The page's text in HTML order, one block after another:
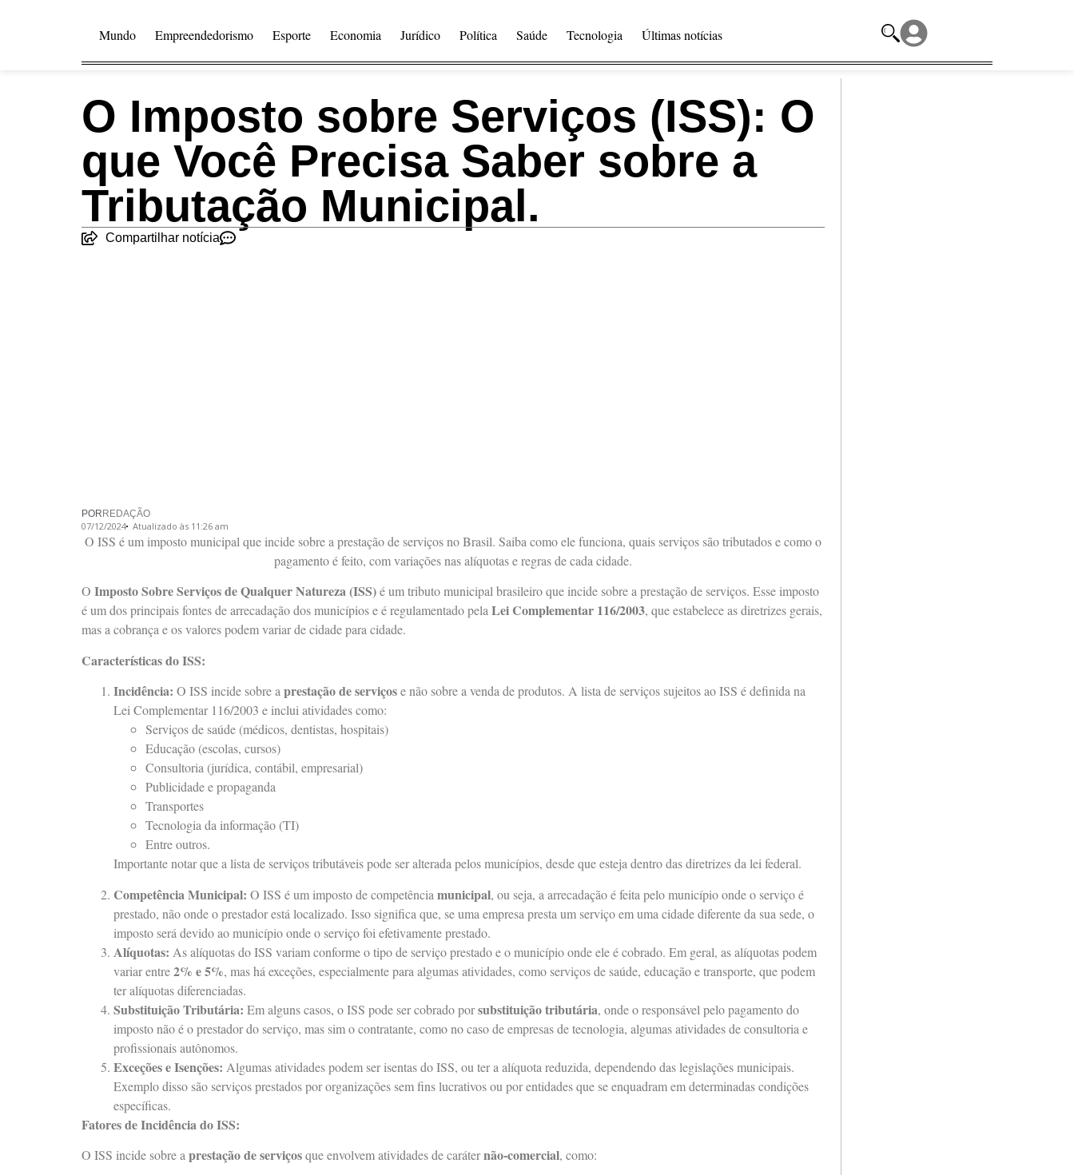
Mundo Empreendedorismo Esporte Economia Jurídico Política Saúde Tecnologia Últimas notícias
O Imposto sobre Serviços (ISS): O
que Você Precisa Saber sobre a
Tributação Municipal.
Compartilhar notícia
POR REDAÇÃO
07/12/2024 Atualizado às 11:26 am
O ISS é um imposto municipal que incide sobre a prestação de serviços no Brasil. Saiba como ele funciona, quais serviços são tributados e como o
pagamento é feito, com variações nas alíquotas e regras de cada cidade.
O Imposto Sobre Serviços de Qualquer Natureza (ISS)é um tributo municipal brasileiro que incide sobre a prestação de serviços. Esse imposto
é um dos principais fontes de arrecadação dos municípios e é regulamentado pelaLei Complementar 116/2003, que estabelece as diretrizes gerais,
mas a cobrança e os valores podem variar de cidade para cidade.
Características do ISS:
Incidência: O ISS incide sobre a prestação de serviçose não sobre a venda de produtos. A lista de serviços sujeitos ao ISS é definida na
Lei Complementar 116/2003 e inclui atividades como:
Serviços de saúde (médicos, dentistas, hospitais)
Educação (escolas, cursos)
Consultoria (jurídica, contábil, empresarial)
Publicidade e propaganda
Transportes
Tecnologia da informação (TI)
Entre outros.
Importante notar que a lista de serviços tributáveis pode ser alterada pelos municípios, desde que esteja dentro das diretrizes da lei federal.
Competência Municipal: O ISS é um imposto de competência municipal, ou seja, a arrecadação é feita pelo município onde o serviço é
prestado, não onde o prestador está localizado. Isso significa que, se uma empresa presta um serviço em uma cidade diferente da sua sede, o
imposto será devido ao município onde o serviço foi efetivamente prestado.
Alíquotas: As alíquotas do ISS variam conforme o tipo de serviço prestado e o município onde ele é cobrado. Em geral, as alíquotas podem
variar entre 2% e 5%, mas há exceções, especialmente para algumas atividades, como serviços de saúde, educação e transporte, que podem
ter alíquotas diferenciadas.
Substituição Tributária: Em alguns casos, o ISS pode ser cobrado porsubstituição tributária, onde o responsável pelo pagamento do
imposto não é o prestador do serviço, mas sim o contratante, como no caso de empresas de tecnologia, algumas atividades de consultoria e
profissionais autônomos.
Exceções e Isenções: Algumas atividades podem ser isentas do ISS, ou ter a alíquota reduzida, dependendo das legislações municipais.
Exemplo disso são serviços prestados por organizações sem fins lucrativos ou por entidades que se enquadram em determinadas condições
específicas.
Fatores de Incidência do ISS:
O ISS incide sobre a prestação de serviçosque envolvem atividades de caráternão-comercial, como: